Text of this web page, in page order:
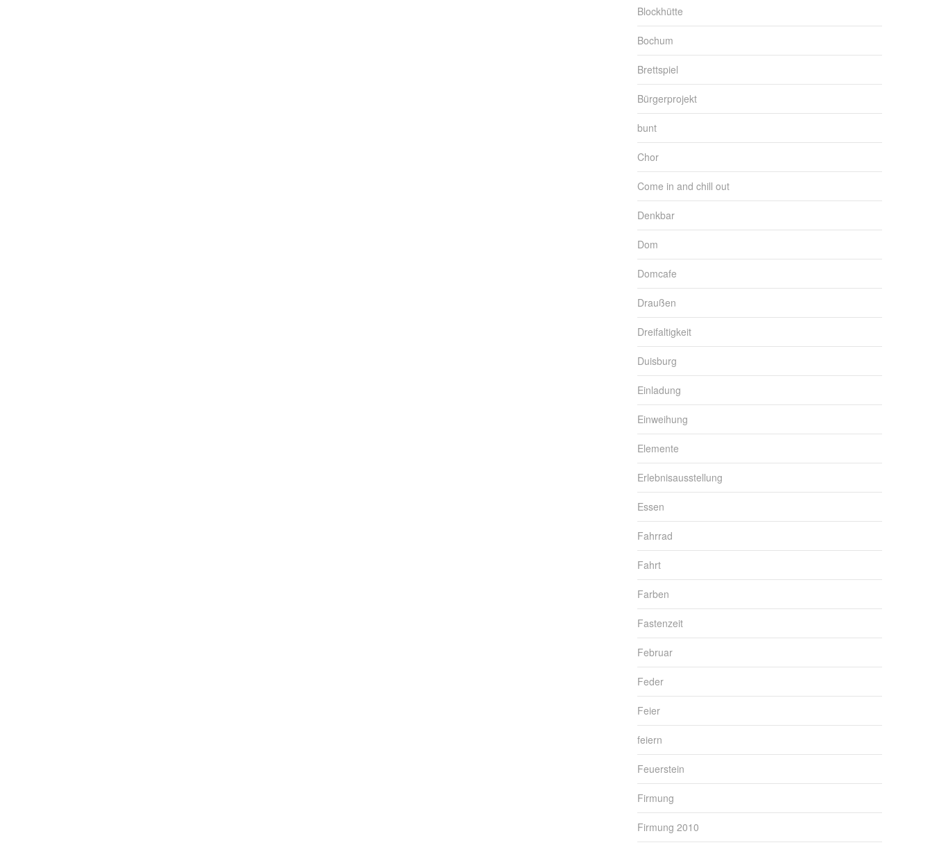
Blockhütte
Bochum
Brettspiel
Bürgerprojekt
bunt
Chor
Come in and chill out
Denkbar
Dom
Domcafe
Draußen
Dreifaltigkeit
Duisburg
Einladung
Einweihung
Elemente
Erlebnisausstellung
Essen
Fahrrad
Fahrt
Farben
Fastenzeit
Februar
Feder
Feier
feiern
Feuerstein
Firmung
Firmung 2010